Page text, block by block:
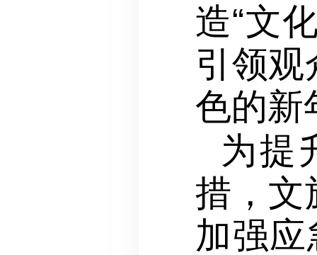
造“文
引领
色的新
为提
措，文
加强